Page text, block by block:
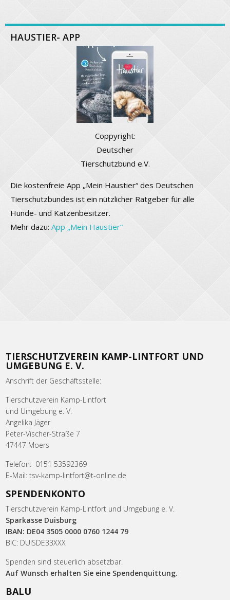
HAUSTIER- APP
Coppyright:
Deutscher
Tierschutzbund e.V.
Die kostenfreie App „Mein Haustier“ des Deutschen
Tierschutzbundes ist ein nützlicher Ratgeber für alle
Hunde- und Katzenbesitzer.
Mehr dazu: App „Mein Haustier“
TIERSCHUTZVEREIN KAMP-LINTFORT UND
UMGEBUNG E. V.
Anschrift der Geschäftsstelle:
Tierschutzverein Kamp-Lintfort
und Umgebung e. V.
Angelika Jäger
Peter-Vischer-Straße 7
47447 Moers
Telefon: 0151 53592369
E-Mail: tsv-kamp-lintfort@t-online.de
SPENDENKONTO
Tierschutzverein Kamp-Lintfort und Umgebung e. V.
Sparkasse Duisburg
IBAN: DE04 3505 0000 0760 1244 79
BIC: DUISDE33XXX
Spenden sind steuerlich absetzbar.
Auf Wunsch erhalten Sie eine Spendenquittung.
BALU